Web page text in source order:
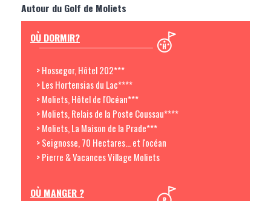
Autour du Golf de Moliets
OÙ DORMIR?
> Hossegor, Hôtel 202***
> Les Hortensias du Lac****
> Moliets, Hôtel de l'Océan***
> Moliets, Relais de la Poste Coussau****
> Moliets, La Maison de la Prade***
> Seignosse, 70 Hectares... et l'océan
> Pierre & Vacances Village Moliets
OÙ MANGER ?